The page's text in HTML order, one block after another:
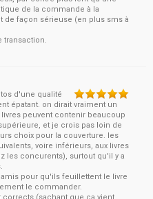
de la commande à la
de façon sérieuse (en plus sms à
transaction.
d'une qualité
épatant. on dirait vraiment un
peuvent contenir beaucoup
et je crois pas loin de
choix pour la couverture. les
voire inférieurs, aux livres
les concurents), surtout qu'il y a
pour qu'ils feuillettent le livre
le commander.